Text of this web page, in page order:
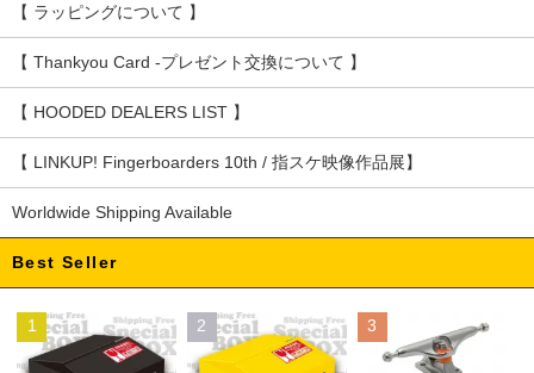
【 ラッピングについて 】
【 Thankyou Card -プレゼント交換について 】
【 HOODED DEALERS LIST 】
【 LINKUP! Fingerboarders 10th / 指スケ映像作品展】
Worldwide Shipping Available
Best Seller
1 2 3